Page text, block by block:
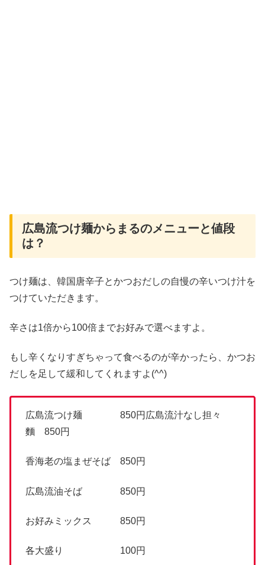
広島流つけ麺からまるのメニューと値段
は？
つけ麺は、韓国唐辛子とかつおだしの自慢の辛いつけ汁を
つけていただきます。
辛さは1倍から100倍までお好みで選べますよ。
もし辛くなりすぎちゃって食べるのが辛かったら、かつお
だしを足して緩和してくれますよ(^^)
広島流つけ麺 850円広島流汁なし担々
麵 850円
香海老の塩まぜそば 850円
広島流油そば 850円
お好みミックス 850円
各大盛り 100円